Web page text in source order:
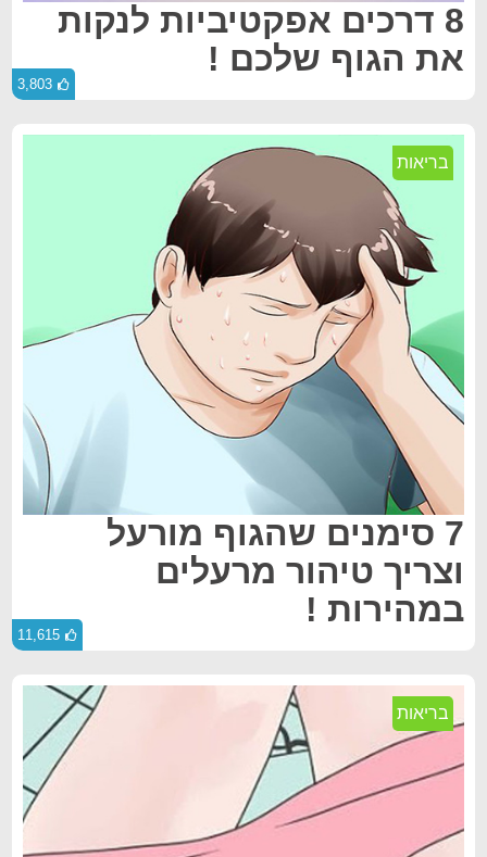
8 דרכים אפקטיביות לנקות
את הגוף שלכם !
3,803
בריאות
7 סימנים שהגוף מורעל
וצריך טיהור מרעלים
במהירות !
11,615
בריאות